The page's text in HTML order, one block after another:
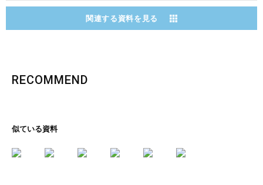
関連する資料を見る
RECOMMEND
似ている資料